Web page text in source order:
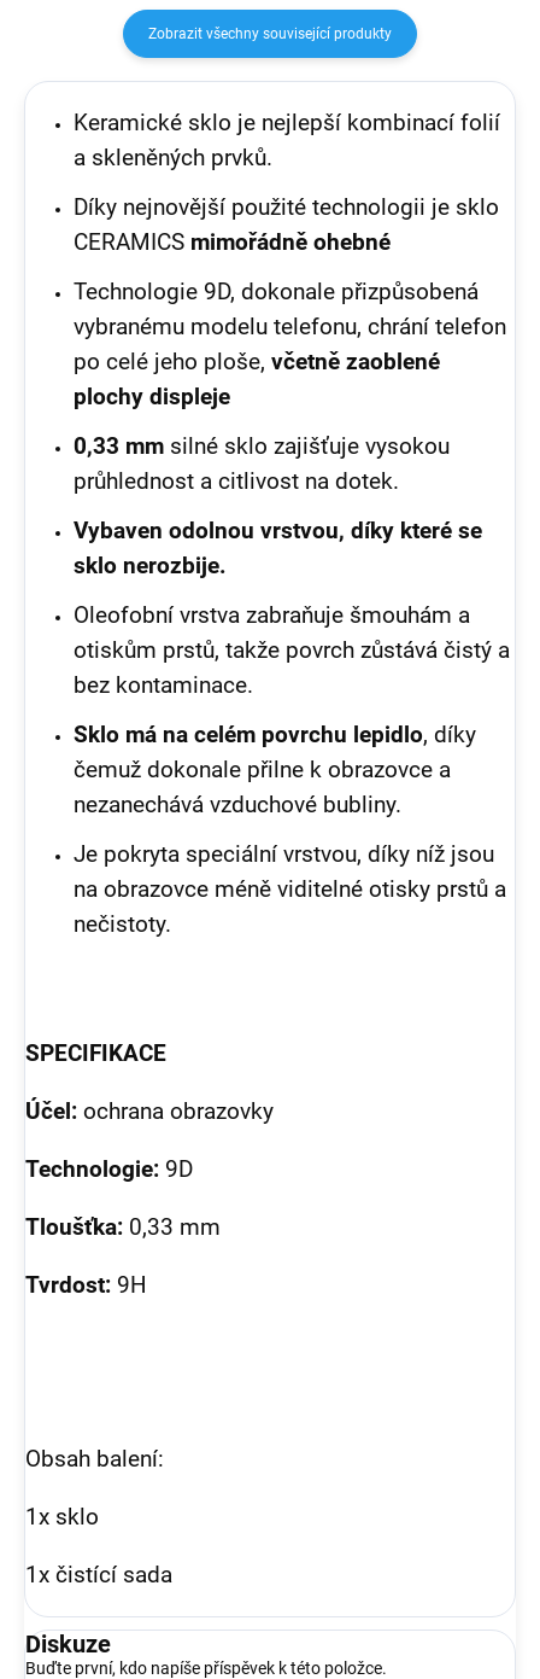
Zobrazit všechny související produkty
Keramické sklo je nejlepší kombinací folií
a skleněných prvků.
Díky nejnovější použité technologii je sklo
CERAMICS mimořádně ohebné
Technologie 9D, dokonale přizpůsobená
vybranému modelu telefonu, chrání telefon
po celé jeho ploše, včetně zaoblené
plochy displeje
0,33 mm silné sklo zajišťuje vysokou
průhlednost a citlivost na dotek.
Vybaven odolnou vrstvou, díky které se
sklo nerozbije.
Oleofobní vrstva zabraňuje šmouhám a
otiskům prstů, takže povrch zůstává čistý a
bez kontaminace.
Sklo má na celém povrchu lepidlo, díky
čemuž dokonale přilne k obrazovce a
nezanechává vzduchové bubliny.
Je pokryta speciální vrstvou, díky níž jsou
na obrazovce méně viditelné otisky prstů a
nečistoty.
SPECIFIKACE
Účel: ochrana obrazovky
Technologie: 9D
Tloušťka: 0,33 mm
Tvrdost: 9H
Obsah balení:
1x sklo
1x čistící sada
Diskuze
Buďte první, kdo napíše příspěvek k této položce.